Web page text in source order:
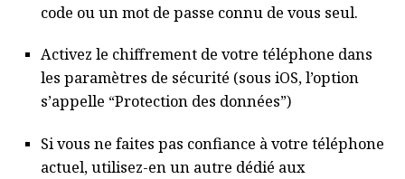
code ou un mot de passe connu de vous seul.
Activez le chiffrement de votre téléphone dans
les paramètres de sécurité (sous iOS, l’option
s’appelle “Protection des données”)
Si vous ne faites pas confiance à votre téléphone
actuel, utilisez-en un autre dédié aux